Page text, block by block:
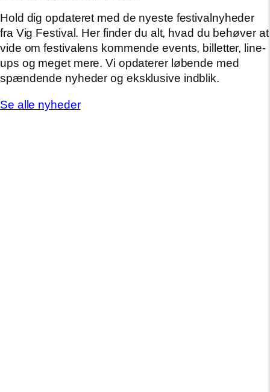
Hold dig opdateret med de nyeste festivalnyheder
fra Vig Festival. Her finder du alt, hvad du behøver at
vide om festivalens kommende events, billetter, line-
ups og meget mere. Vi opdaterer løbende med
spændende nyheder og eksklusive indblik.
Se alle nyheder